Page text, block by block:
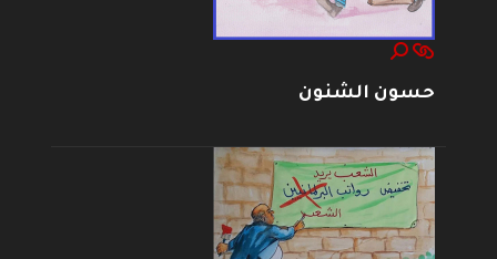
حسون الشنون